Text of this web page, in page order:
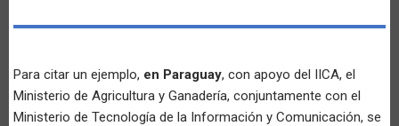
Para citar un ejemplo, en Paraguay, con apoyo del IICA, el
Ministerio de Agricultura y Ganadería, conjuntamente con el
Ministerio de Tecnología de la Información y Comunicación, se